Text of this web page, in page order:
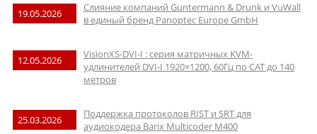
19.05.2026
Слияние компаний Guntermann & Drunk и VuWall
в единый бренд Panoptec Europe GmbH
12.05.2026
VisionXS-DVI-I : серия матричных KVM-
удлинителей DVI-I 1920×1200, 60Гц по CAT до 140
метров
25.03.2026
Поддержка протоколов RIST и SRT для
аудиокодера Barix Multicoder M400